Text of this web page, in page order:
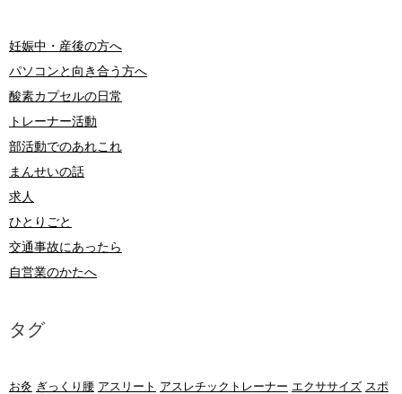
妊娠中・産後の方へ
パソコンと向き合う方へ
酸素カプセルの日常
トレーナー活動
部活動でのあれこれ
まんせいの話
求人
ひとりごと
交通事故にあったら
自営業のかたへ
タグ
お灸 ぎっくり腰 アスリート アスレチックトレーナー エクササイズ スポ